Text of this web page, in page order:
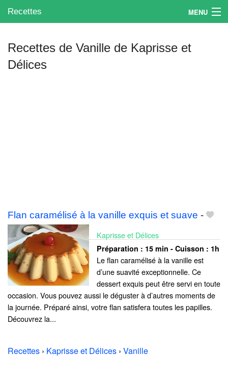
Recettes MENU
Mes blogs préférés
Recettes de Vanille de Kaprisse et
Délices
Flan caramélisé à la vanille exquis et suave -
Kaprisse et Délices
Préparation : 15 min - Cuisson : 1h
Le flan caramélisé à la vanille est
d’une suavité exceptionnelle. Ce
dessert exquis peut être servi en toute
occasion. Vous pouvez aussi le déguster à d’autres moments de
la journée. Préparé ainsi, votre flan satisfera toutes les papilles.
Découvrez la...
Recettes › Kaprisse et Délices › Vanille